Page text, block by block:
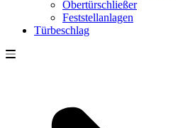
Obertürschließer
Feststellanlagen
Türbeschlag